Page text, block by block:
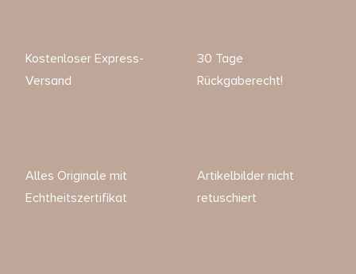
Kostenloser Express-
Versand
30 Tage
Rückgaberecht!
Alles Originale mit
Echtheitszertifikat
Artikelbilder nicht
retuschiert